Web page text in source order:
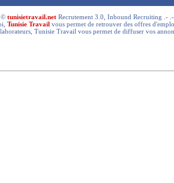
©tunisietravail.net Recrutement 3.0, Inbound Recruiting .-
Tunisie Travail vous permet de retrouver des offres
Tunisie Travail vous permet de diffuser vos